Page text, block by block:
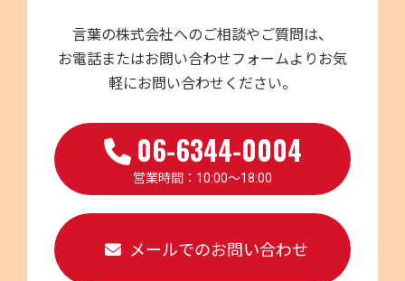
言葉の株式会社へのご相談やご質問は、
お電話またはお問い合わせフォームよりお気
軽にお問い合わせください。
06-6344-0004
営業時間：10:00～18:00
メールでのお問い合わせ